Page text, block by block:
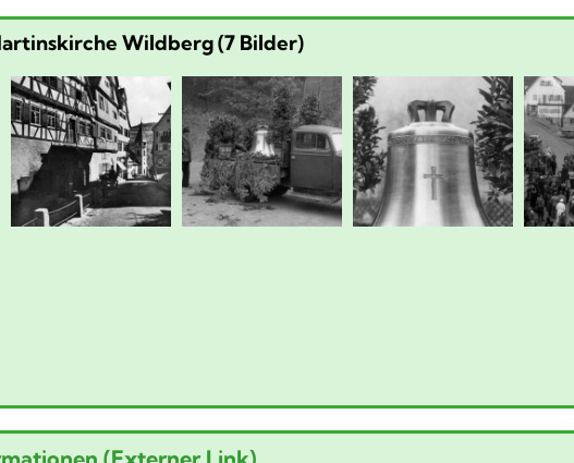
Wildberg (7 Bilder)